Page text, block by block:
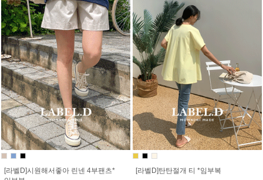
[라벨D]시원해서좋아 린넨 4부팬츠*
[라벨D]탄탄절개 티 *임부복